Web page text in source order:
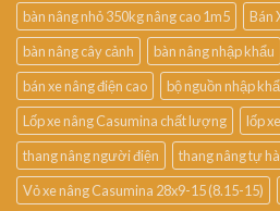
bàn nâng nhỏ 350kg nâng cao 1m5
Bán
bàn nâng cây cảnh
bàn nâng nhập khẩu
bán xe nâng điện cao
bộ nguồn nhập
Lốp xe nâng Casumina chất lượng
lốp
thang nâng người điện
thang nâng tự
Vỏ xe nâng Casumina 28x9-15 (8.15-15)